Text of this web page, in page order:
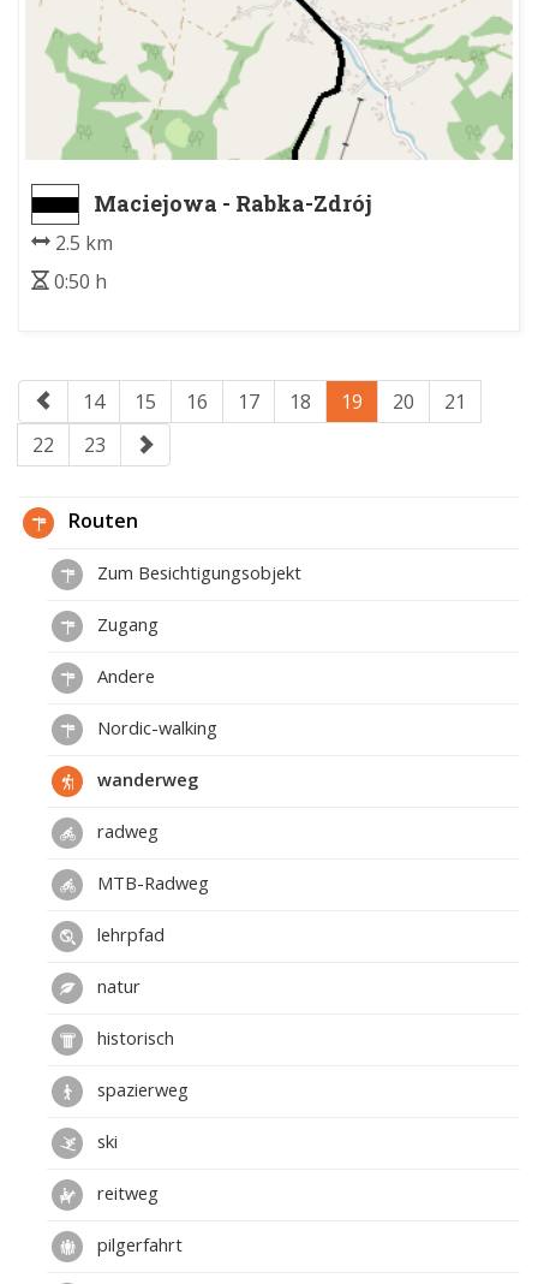
Maciejowa - Rabka-Zdrój
2.5 km
0:50 h
14 15 16 17 18 19 20
21
22
23
Routen
Zum Besichtigungsobjekt
Zugang
Andere
Nordic-walking
wanderweg
radweg
MTB-Radweg
lehrpfad
natur
historisch
spazierweg
ski
reitweg
pilgerfahrt